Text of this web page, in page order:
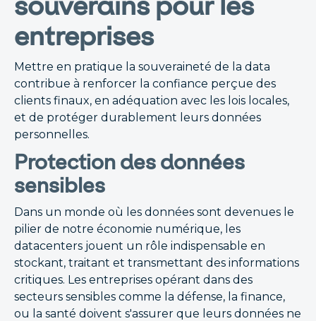
entreprises
Mettre en pratique la souveraineté de la data
contribue à renforcer la confiance perçue des
clients finaux, en adéquation avec les lois locales,
et de protéger durablement leurs données
personnelles.
Protection des données
sensibles
Dans un monde où les données sont devenues le
pilier de notre économie numérique, les
datacenters jouent un rôle indispensable en
stockant, traitant et transmettant des informations
critiques. Les entreprises opérant dans des
secteurs sensibles comme la défense, la finance,
ou la santé doivent s'assurer que leurs données ne